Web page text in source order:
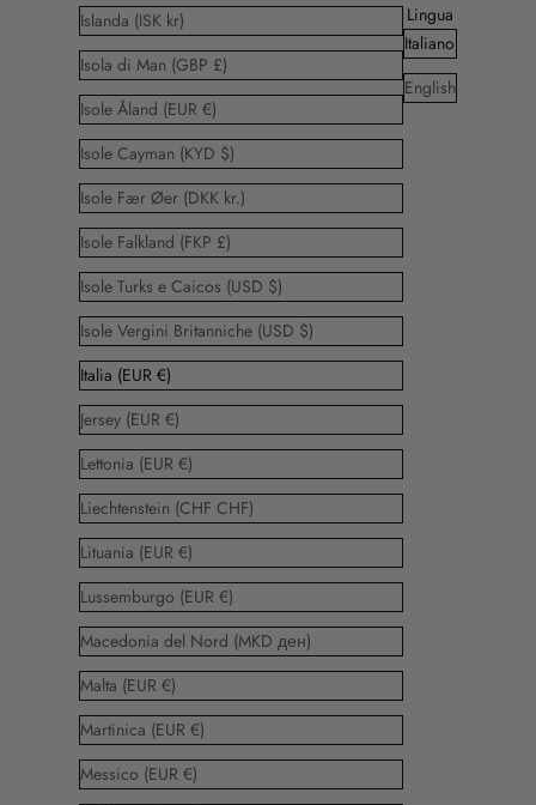
Islanda (ISK kr)
Isola di Man (GBP £)
Isole Åland (EUR €)
Isole Cayman (KYD $)
Isole Fær Øer (DKK kr.)
Isole Falkland (FKP £)
Isole Turks e Caicos (USD $)
Isole Vergini Britanniche (USD $)
Italia (EUR €)
Jersey (EUR €)
Lettonia (EUR €)
Liechtenstein (CHF CHF)
Lituania (EUR €)
Lussemburgo (EUR €)
Macedonia del Nord (MKD ден)
Malta (EUR €)
Martinica (EUR €)
Messico (EUR €)
Lingua
Italiano
English